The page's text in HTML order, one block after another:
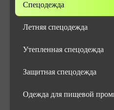
Спецодежда
Летняя спецодежда
Утепленная спецодежда
Защитная спецодежда
Одежда для пищевой